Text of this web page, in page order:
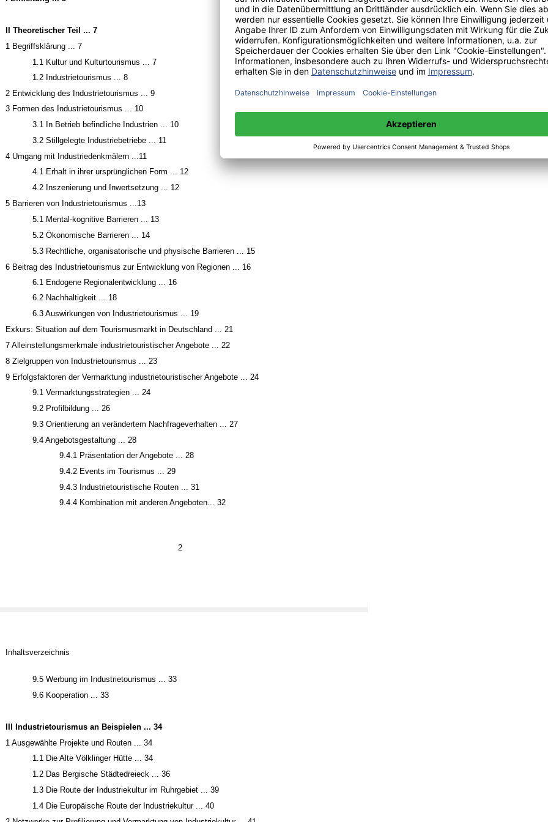
II Theoretischer Teil ... 7
1 Begriffsklärung ... 7
1.1 Kultur und Kulturtourismus ... 7
1.2 Industrietourismus ... 8
2 Entwicklung des Industrietourismus ... 9
3 Formen des Industrietourismus ... 10
3.1 In Betrieb befindliche Industrien ... 10
3.2 Stillgelegte Industriebetriebe ... 11
4 Umgang mit Industriedenkmälern ...11
4.1 Erhalt in ihrer ursprünglichen Form ... 12
4.2 Inszenierung und Inwertsetzung ... 12
5 Barrieren von Industrietourismus ...13
5.1 Mental-kognitive Barrieren ... 13
5.2 Ökonomische Barrieren ... 14
5.3 Rechtliche, organisatorische und physische Barrieren ... 15
6 Beitrag des Industrietourismus zur Entwicklung von Regionen ... 16
6.1 Endogene Regionalentwicklung ... 16
6.2 Nachhaltigkeit ... 18
6.3 Auswirkungen von Industrietourismus ... 19
Exkurs: Situation auf dem Tourismusmarkt in Deutschland ... 21
7 Alleinstellungsmerkmale industrietouristischer Angebote ... 22
8 Zielgruppen von Industrietourismus ... 23
9 Erfolgsfaktoren der Vermarktung industrietouristischer Angebote ... 24
9.1 Vermarktungsstrategien ... 24
9.2 Profilbildung ... 26
9.3 Orientierung an verändertem Nachfrageverhalten ... 27
9.4 Angebotsgestaltung ... 28
9.4.1 Präsentation der Angebote ... 28
9.4.2 Events im Tourismus ... 29
9.4.3 Industrietouristische Routen ... 31
9.4.4 Kombination mit anderen Angeboten... 32
2
Inhaltsverzeichnis
9.5 Werbung im Industrietourismus ... 33
9.6 Kooperation ... 33
III Industrietourismus an Beispielen ... 34
1 Ausgewählte Projekte und Routen ... 34
1.1 Die Alte Völklinger Hütte ... 34
1.2 Das Bergische Städtedreieck ... 36
1.3 Die Route der Industriekultur im Ruhrgebiet ... 39
1.4 Die Europäische Route der Industriekultur ... 40